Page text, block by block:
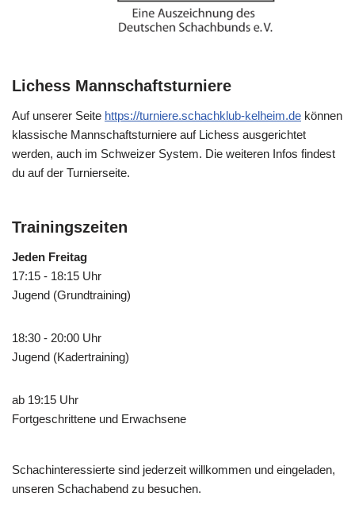
Lichess Mannschaftsturniere
Auf unserer Seite https://turniere.schachklub-kelheim.de können
klassische Mannschaftsturniere auf Lichess ausgerichtet
werden, auch im Schweizer System. Die weiteren Infos findest
du auf der Turnierseite.
Trainingszeiten
Jeden Freitag
17:15 - 18:15 Uhr
Jugend (Grundtraining)
18:30 - 20:00 Uhr
Jugend (Kadertraining)
ab 19:15 Uhr
Fortgeschrittene und Erwachsene
Schachinteressierte sind jederzeit willkommen und eingeladen,
unseren Schachabend zu besuchen.